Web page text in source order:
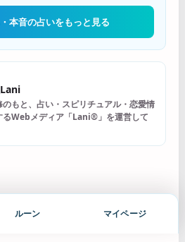
本音の占いをもっと見る
のもと、占い・スピリチュアル・恋愛情
るWebメディア「Lani®」を運営して
ルーン マイページ